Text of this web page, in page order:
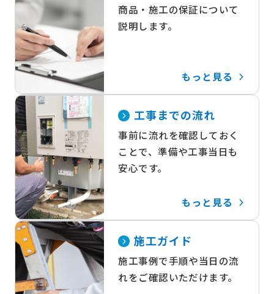
商品・施工の保証について
説明します。
もっと見る
工事までの流れ
事前に流れを確認しておく
ことで、準備や工事当日も
安心です。
もっと見る
施工ガイド
施工事例で手順や当日の流
れをご確認いただけます。